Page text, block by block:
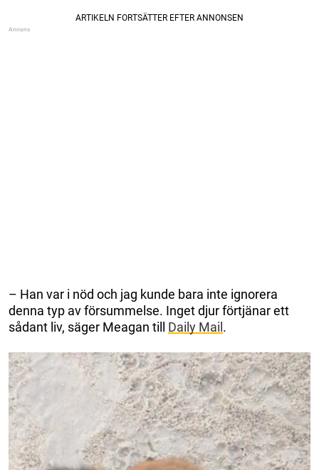
– Han var i nöd och jag kunde bara inte ignorera
denna typ av försummelse. Inget djur förtjänar ett
sådant liv, säger Meagan till Daily Mail.